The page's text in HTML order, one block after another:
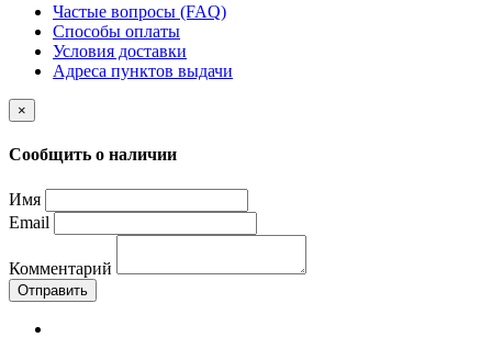
Частые вопросы (FAQ)
Способы оплаты
Условия доставки
Адреса пунктов выдачи
×
Сообщить о наличии
Имя
Email
Комментарий
Отправить